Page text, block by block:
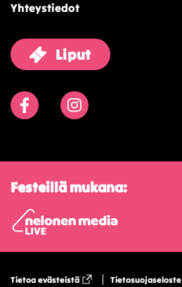
Yhteystiedot
Liput
FacebookInstagram
Festeillä mukana:
Tietoa evästeistä Tietosuojaseloste